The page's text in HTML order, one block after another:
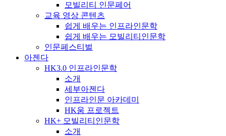
모빌리티 인문페어
교육 영상 콘텐츠
쉽게 배우는 인프라인문학
쉽게 배우는 모빌리티인문학
인문페스티벌
아젠다
HK3.0 인프라인문학
소개
세부아젠다
인프라인문 아카데미
HK움 프로젝트
HK+ 모빌리티인문학
소개